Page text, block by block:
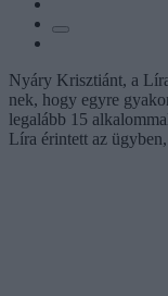
Nyáry Krisztiánt, a
nek, hogy egyre
legalább 15
Líra érintett az